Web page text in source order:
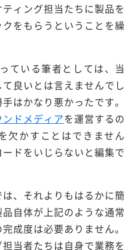
ィング担当たちに製品を
をもらうということを繰
ている筆者としては、当
良いとは言えませんでし
はかなり悪かったです。
ンドメディアを運営するの
欠かすことはできません
ドをいじらないと編集で
、それよりもはるかに簡
自体が上記のような通常
成度は必要ありません。
当者たちは自身で業務を